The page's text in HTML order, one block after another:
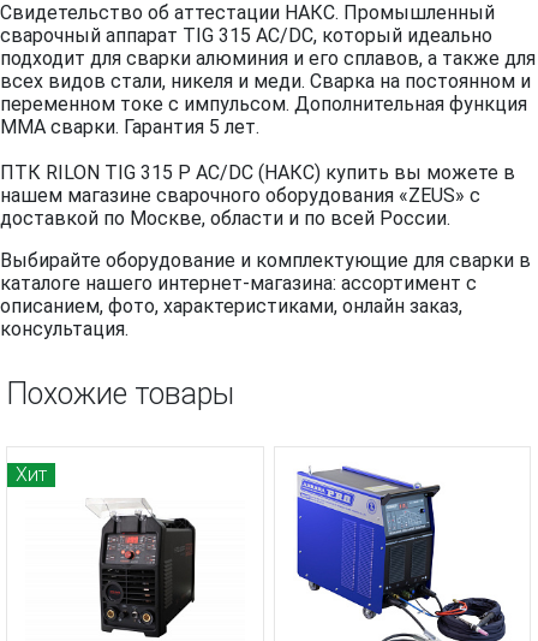
Свидетельство об аттестации НАКС. Промышленный
сварочный аппарат TIG 315 AC/DC, который идеально
подходит для сварки алюминия и его сплавов, а также для
всех видов стали, никеля и меди. Сварка на постоянном и
переменном токе с импульсом. Дополнительная функция
MMA сварки. Гарантия 5 лет.
ПТК RILON TIG 315 P AC/DC (НАКС) купить вы можете в
нашем магазине сварочного оборудования «ZEUS» с
доставкой по Москве, области и по всей России.
Выбирайте оборудование и комплектующие для сварки в
каталоге нашего интернет-магазина: ассортимент с
описанием, фото, характеристиками, онлайн заказ,
консультация.
Похожие товары
Хит